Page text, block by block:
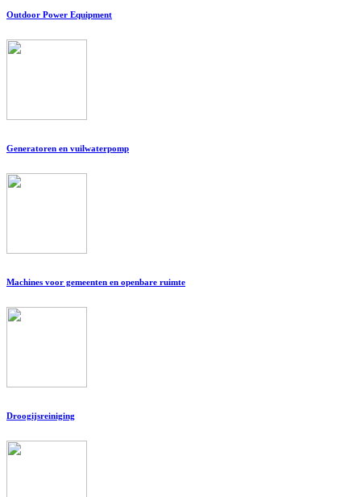
Outdoor Power Equipment
Generatoren en vuilwaterpomp
Machines voor gemeenten en openbare ruimte
Droogijsreiniging